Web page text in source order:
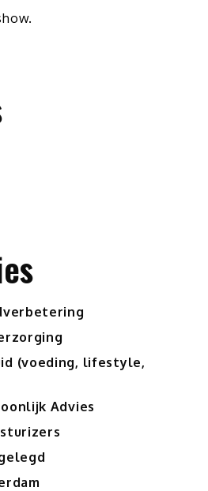
(voeding, lifestyle,
Advies